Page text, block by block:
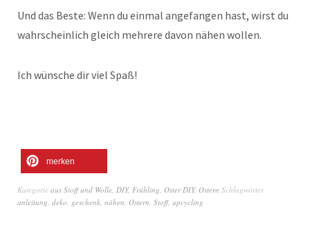
Und das Beste: Wenn du einmal angefangen hast, wirst du
wahrscheinlich gleich mehrere davon nähen wollen.
Ich wünsche dir viel Spaß!
merken
Kategorie aus Stoff und Wolle DIY, Frühling Oster DIY, Ostern Schlagwörter
anleitung deko geschenk nähen Ostern Stoff, upcycling